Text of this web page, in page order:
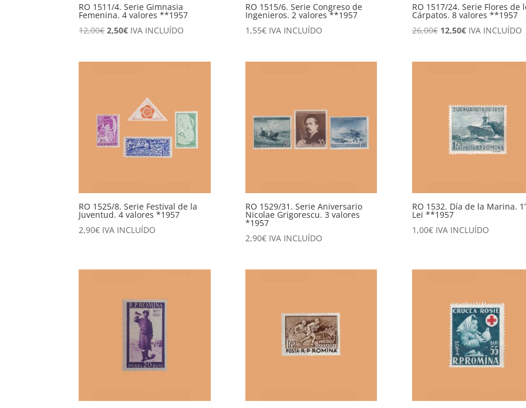
RO 1511/4. Serie Gimnasia
Femenina. 4 valores **1957
12,00€El
2,50€ElIVA INCLUÍDO
RO 1515/6. Serie Congreso de
Ingenieros. 2 valores **1957
1,55€ IVA INCLUÍDO
RO 1517/24. Serie Flores de
Cárpatos. 8 valores **1957
26,00€ El
12,50€ElIVA INCLUÍDO
RO 1525/8. Serie Festival de la
Juventud. 4 valores *1957
2,90€ IVA INCLUÍDO
RO 1529/31. Serie Aniversario
Nicolae Grigorescu. 3 valores
*1957
2,90€ IVA INCLUÍDO
RO 1532. Día de la Marina.
Lei **1957
1,00€ IVA INCLUÍDO